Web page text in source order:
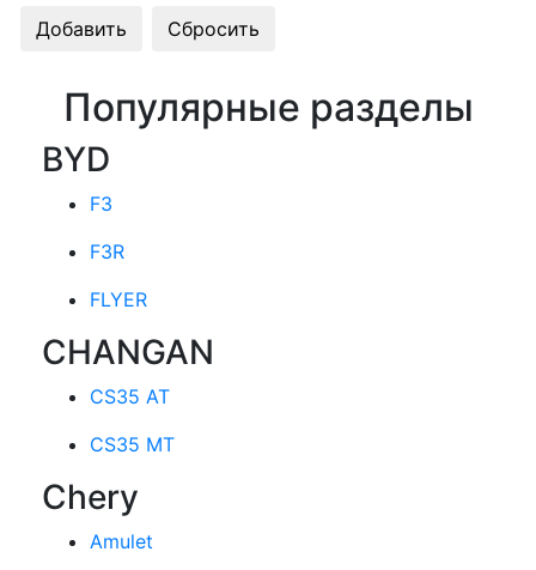
Популярные разделы
BYD
F3
F3R
FLYER
CHANGAN
CS35 AT
CS35 MT
Chery
Amulet